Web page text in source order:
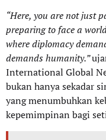
“Here, you are not just
preparing to face a
where diplomacy
demands humanity.”
International Global
bukan hanya sekadar
yang menumbuhkan
kepemimpinan bagi